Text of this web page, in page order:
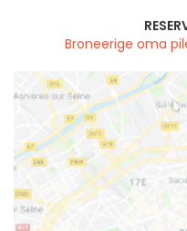
Broneerige oma